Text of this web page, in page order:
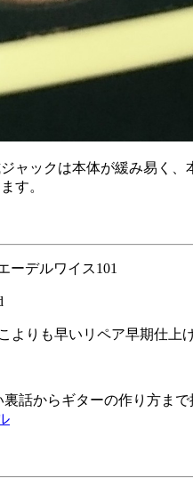
ャックは本体が緩み易く、
す。
ーデルワイス101
よりも早いリペア早期仕
裏話からギターの作り方ま